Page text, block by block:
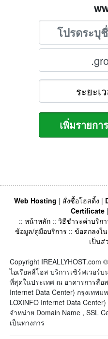
Web Hosting | สั่งซื้อโฮสติ้ง |
Certificate |
:: หน้าหลัก :: วิธีชำระค่าบริกา
ข้อมูล/คู่มือบริการ :: ข้อตกลงใ
เป็นส่
Copyright IREALLYHOST.com
ไอเรียลลี่โฮส บริการเซิร์ฟเวอร์
ที่สุดในประเทศ ณ อาคารการสื่อ
Internet Data Center) กรุงเทพ
LOXINFO Internet Data
จำหน่าย Domain Name , SSL
เป็นทางการ